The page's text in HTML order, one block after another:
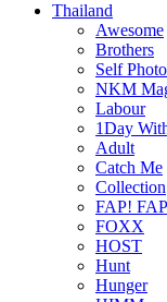
Thailand
Awesome
Brothers
Self
NKM
Labour
1Day
Adult
Catch Me
Collection
FAP!
FOXX
HOST
Hunt
Hunger